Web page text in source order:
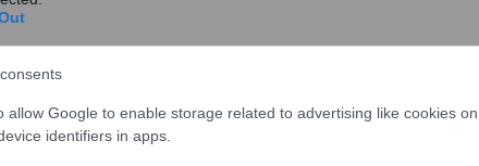
allow Google to enable storage related to advertising like cookies on
identifiers in apps.
«Οκ» από την ΕΚΤ για χορήγηση 10 δις
ευρώ στην ΤτΕ από τον μηχανισμό